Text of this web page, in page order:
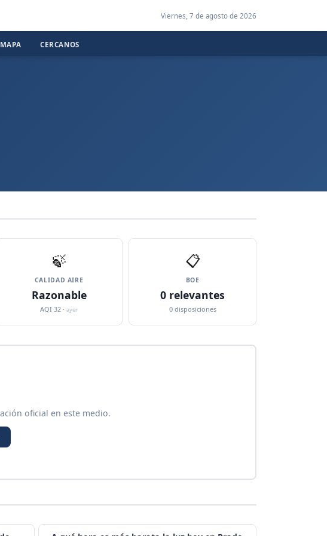
Viernes, 7 de agosto de 2026
MAPA CERCANOS
🍃
CALIDAD AIRE
Razonable
AQI 32 ·ayer
📋
BOE
0 relevantes
0 disposiciones
oficial en este medio.